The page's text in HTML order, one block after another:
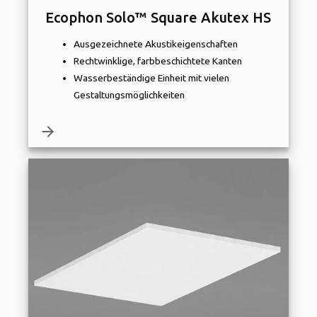
Ecophon Solo™ Square Akutex HS
Ausgezeichnete Akustikeigenschaften
Rechtwinklige, farbbeschichtete Kanten
Wasserbeständige Einheit mit vielen
Gestaltungsmöglichkeiten
arrow_forward